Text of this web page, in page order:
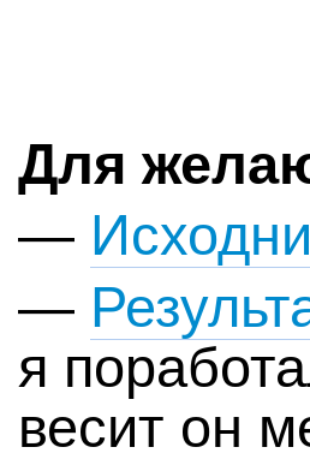
Для
—
—
я
весит он